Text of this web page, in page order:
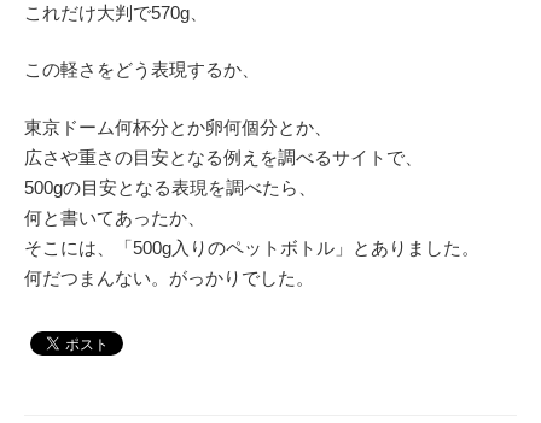
これだけ大判で570g、
この軽さをどう表現するか、
東京ドーム何杯分とか卵何個分とか、
広さや重さの目安となる例えを調べるサイトで、
500gの目安となる表現を調べたら、
何と書いてあったか、
そこには、「500g入りのペットボトル」とありました。
何だつまんない。がっかりでした。